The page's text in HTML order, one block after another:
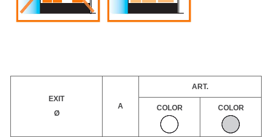
EXIT
Ø
A
ART.
COLOR COLOR